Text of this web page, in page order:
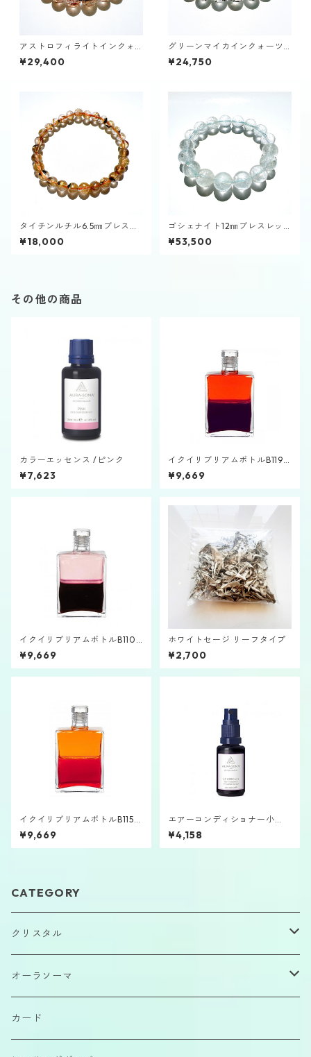
アストロフィライトインクォ
ーツ9～10㎜ブレスレット
¥29,400
グリーンマイカインクォーツ9
㎜ブレスレット
¥24,750
タイチンルチル6.5㎜ブレスレ
ット
¥18,000
ゴシェナイト12㎜ブレスレッ
ト
¥53,500
その他の商品
カラーエッセンス /ピンク
¥7,623
イクイリブリアムボトルB119
「セレス」
¥9,669
イクイリブリアムボトルB110
「大天使アンブリエル」
¥9,669
ホワイトセージ リーフタイプ
¥2,700
イクイリブリアムボトルB115
「大天使ケミエル＆アリエ
ル」
¥9,669
エアーコンディショナー小
「サンジェルマン」クイント
エッセンス
¥4,158
CATEGORY
クリスタル
原石
磨きもの
オーラソーマ
イクイリブリアムボトル
カード